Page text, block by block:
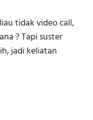
tidak video call,
? Tapi suster
jadi keliatan